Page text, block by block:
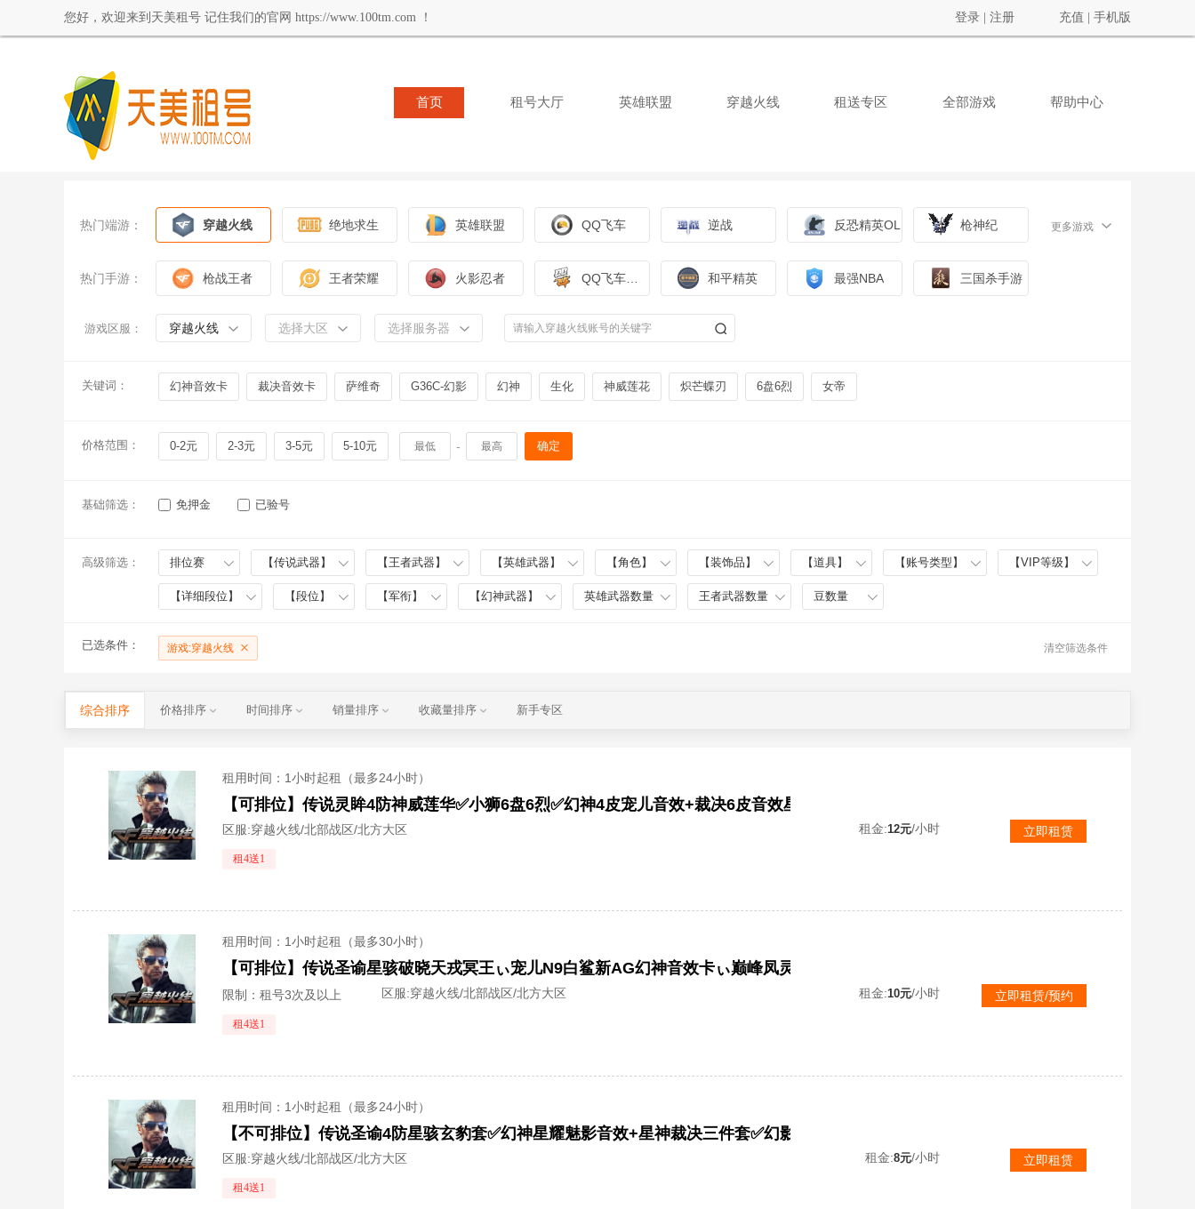
您好，欢迎来到天美租号 记住我们的官网 https://www.100tm.com ！ 登录 注册 充值 手机版
首页 租号大厅 英雄联盟 穿越火线 租送专区 全部游戏 帮助中心
热门端游： 穿越火线 绝地求生 英雄联盟 QQ飞车 逆战 反恐精英OL 枪神纪 更多游戏
热门手游： 枪战王者 王者荣耀 火影忍者 和平精英 最强NBA 三国杀手游
游戏区服： 穿越火线 选择大区 选择服务器
关键词： 幻神音效卡 裁决音效卡 萨维奇 G36C-幻影 幻神 生化 神威莲花 炽芒蝶刃 6盘6烈 女帝
价格范围： 0-2元 2-3元 3-5元 5-10元 - 确定
基础筛选： 免押金 已验号
高级筛选： 排位赛 【传说武器】 【王者武器】 【英雄武器】 【角色】 【装饰品】 【道具】 【账号类型】 【VIP等级】
【详细段位】 【段位】 【军衔】 【幻神武器】 英雄武器数量 王者武器数量 豆数量
已选条件： 游戏:穿越火线 清空筛选条件
综合排序 价格排序 时间排序 销量排序 收藏量排序 新手专区
租用时间 ：1小时起租（最多24小时）
区服:穿越火线/北部战区/北方大区
租4送1
租金:12元/小时 立即租赁
租用时间 ：1小时起租（最多30小时）
限制：租号3次及以上 区服:穿越火线/北部战区/北方大区
租4送1
租金:10元/小时 立即租赁/预约
租用时间 ：1小时起租（最多24小时）
区服:穿越火线/北部战区/北方大区
租4送1
租金:8元/小时 立即租赁